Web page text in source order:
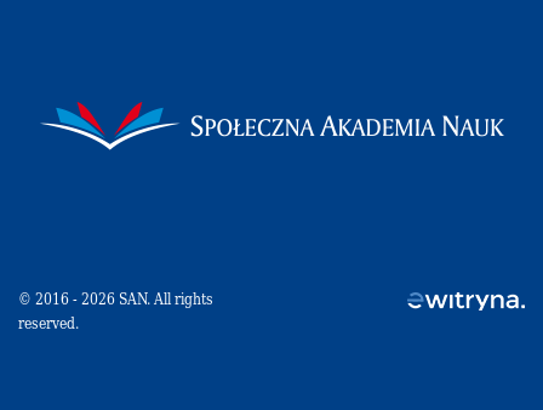
© 2016 - 2026 SAN. All rights
reserved.